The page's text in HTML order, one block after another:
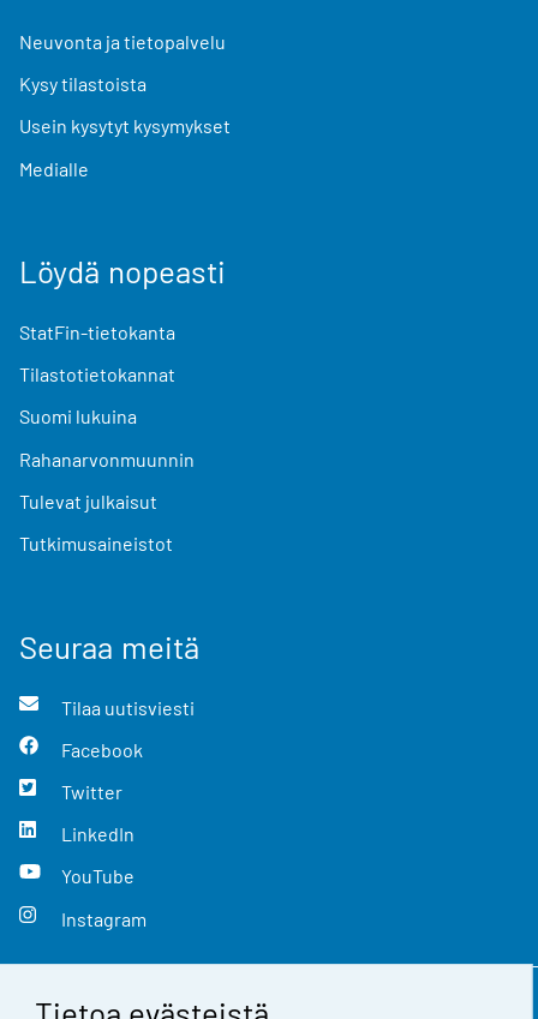
Neuvonta ja tietopalvelu
Kysy tilastoista
Usein kysytyt kysymykset
Medialle
Löydä nopeasti
StatFin-tietokanta
Tilastotietokannat
Suomi lukuina
Rahanarvonmuunnin
Tulevat julkaisut
Tutkimusaineistot
Seuraa meitä
Tilaa uutisviesti
Facebook
Twitter
LinkedIn
YouTube
Instagram